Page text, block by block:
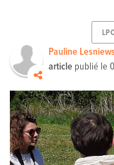
Pauline
article publié le